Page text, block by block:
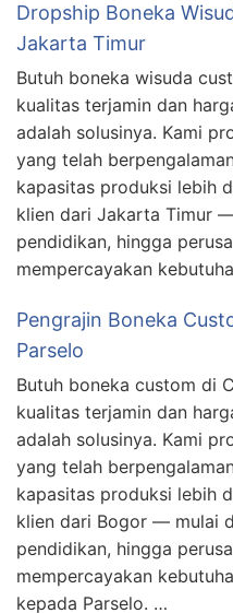
Dropship Boneka
Jakarta Timur
Butuh boneka wisuda
kualitas terjamin dan
adalah solusinya. Kami
yang telah
kapasitas produksi lebih
klien dari Jakarta Timur
pendidikan, hingga
mempercayakan
Pengrajin Boneka
Parselo
Butuh boneka custom di
kualitas terjamin dan
adalah solusinya. Kami
yang telah
kapasitas produksi lebih
klien dari Bogor — mulai
pendidikan, hingga
mempercayakan
kepada Parselo. …